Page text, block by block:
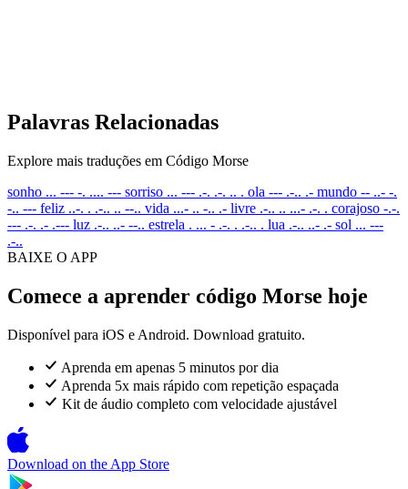
Palavras Relacionadas
Explore mais traduções em Código Morse
sonho ... --- -. .... --- sorriso ... --- .-. .-. .. . ola --- .-.. .- mundo -- ..- -.
-.. --- feliz ..-. . .-.. .. --.. vida ...- .. -.. .- livre .-.. .. ...- .-. . corajoso -.-.
--- .-. .- .--- luz .-.. ..- --.. estrela . ... - .-. . .-.. . lua .-.. ..- .- sol ... ---
.-..
BAIXE O APP
Comece a aprender código Morse hoje
Disponível para iOS e Android. Download gratuito.
Aprenda em apenas 5 minutos por dia
Aprenda 5x mais rápido com repetição espaçada
Kit de áudio completo com velocidade ajustável
Download on the App Store